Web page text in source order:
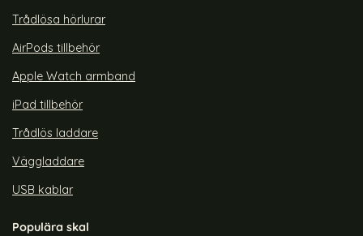
Trådlösa hörlurar
AirPods tillbehör
Apple Watch armband
iPad tillbehör
Trådlös laddare
Väggladdare
USB kablar
Populära skal